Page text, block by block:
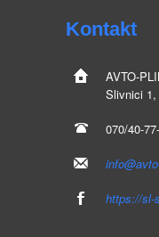
Kontakt
AVTO-
Slivnici 1,
070/40-
https://sl-